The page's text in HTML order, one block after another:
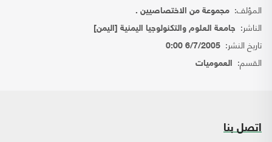
المؤلف: مجموعة من الاختصاصيين .
الناشر: جامعة العلوم والتكنولوجيا اليمنية [اليمن]
تاريخ النشر: 6/7/2005 0:00
القسم: العموميات
اتصل بنا